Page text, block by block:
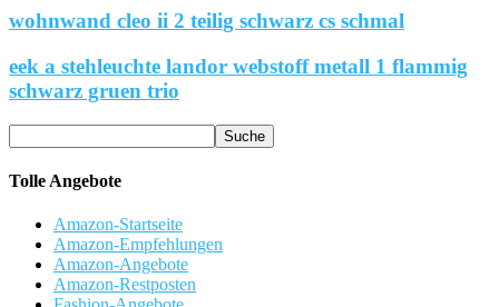
wohnwand cleo ii 2 teilig schwarz cs schmal
eek a stehleuchte landor webstoff metall 1 flammig
schwarz gruen trio
Tolle Angebote
Amazon-Startseite
Amazon-Empfehlungen
Amazon-Angebote
Amazon-Restposten